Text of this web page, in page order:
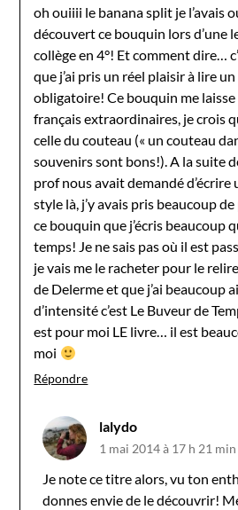
oh ouiiii le banana split je l’avais
découvert ce bouquin lors d’une
collège en 4°! Et comment dire…
que j’ai pris un réel plaisir à lire
obligatoire! Ce bouquin me
français extraordinaires, je crois
celle du couteau (« un couteau
souvenirs sont bons!). A la suite
prof nous avait demandé d’écrire
style là, j’y avais pris beaucoup
ce bouquin que j’écris beaucoup
temps! Je ne sais pas où il est
je vais me le racheter pour le relire
de Delerme et que j’ai beaucoup
d’intensité c’est Le Buveur de
est pour moi LE livre… il est
moi
Répondre
lalydo
1 mai 2014 à 17 h 21 min
Je note ce titre alors, vu ton
donnes envie de le découvrir!